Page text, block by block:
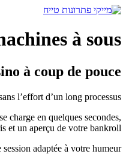
דלג
à sous
à coup de pouce
l’effort d’un long processus.
charge en quelques secondes,
et un aperçu de votre bankroll.
adaptée à votre humeur.